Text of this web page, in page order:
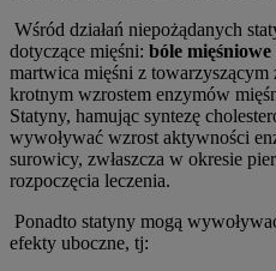
Wśród działań niepożądanych
dotyczące mięśni: bóle mięśniowe
martwica mięśni z
krotnym wzrostem enzymów
Statyny, hamując syntezę
wywoływać wzrost aktywności
surowicy, zwłaszcza w okresie
rozpoczęcia leczenia.
Ponadto statyny mogą
efekty uboczne, tj: